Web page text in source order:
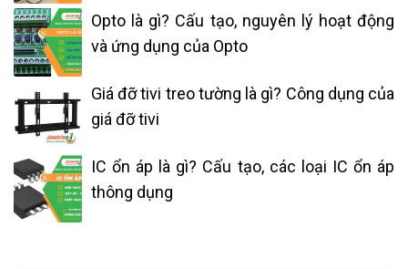
Opto là gì? Cấu tạo, nguyên lý hoạt động
và ứng dụng của Opto
Giá đỡ tivi treo tường là gì? Công dụng của
giá đỡ tivi
IC ổn áp là gì? Cấu tạo, các loại IC ổn áp
thông dụng